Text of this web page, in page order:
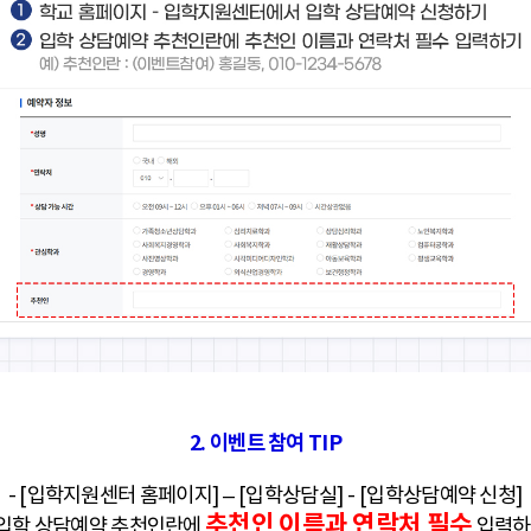
2. 이벤트 참여 TIP
- [입학지원센터 홈페이지] – [입학상담실] - [입학상담예약 신청]
추천인 이름과 연락처 필수